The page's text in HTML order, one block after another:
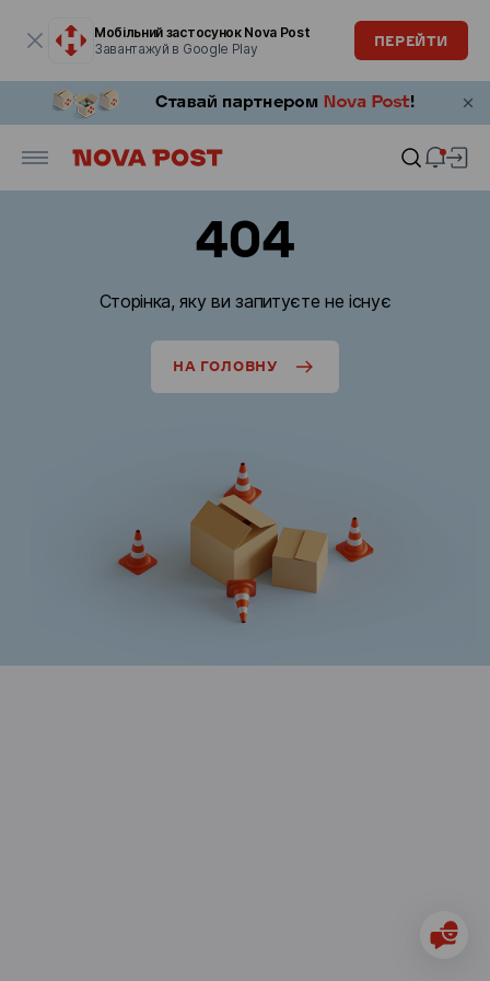
Мобільний застосунок Nova Post
Завантажуй в Google Play
ПЕРЕЙТИ
404
Сторінка, яку ви запитуєте не існує
НА ГОЛОВНУ